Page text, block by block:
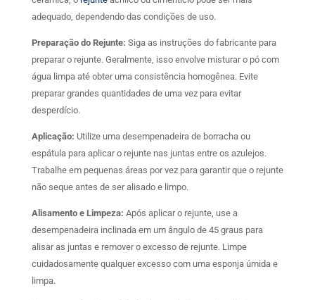
adequado, dependendo das condições de uso.
Preparação do Rejunte: Siga as instruções do fabricante para
preparar o rejunte. Geralmente, isso envolve misturar o pó com
água limpa até obter uma consistência homogênea. Evite
preparar grandes quantidades de uma vez para evitar
desperdício.
Aplicação: Utilize uma desempenadeira de borracha ou
espátula para aplicar o rejunte nas juntas entre os azulejos.
Trabalhe em pequenas áreas por vez para garantir que o rejunte
não seque antes de ser alisado e limpo.
Alisamento e Limpeza: Após aplicar o rejunte, use a
desempenadeira inclinada em um ângulo de 45 graus para
alisar as juntas e remover o excesso de rejunte. Limpe
cuidadosamente qualquer excesso com uma esponja úmida e
limpa.